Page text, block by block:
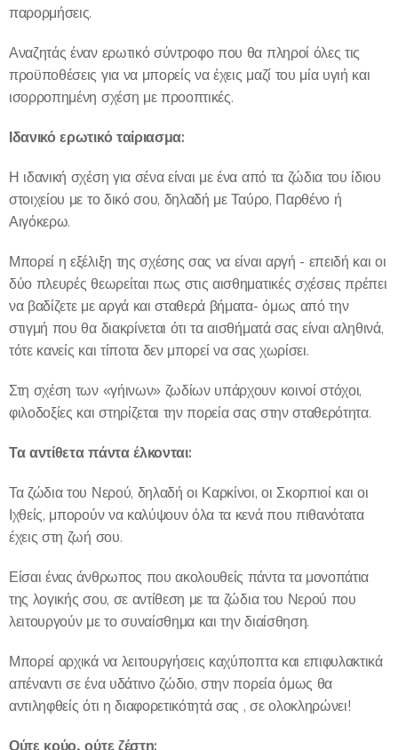
παρορμήσεις.
Αναζητάς έναν ερωτικό σύντροφο που θα πληροί όλες τις
προϋποθέσεις για να μπορείς να έχεις μαζί του μία υγιή και
ισορροπημένη σχέση με προοπτικές.
Ιδανικό ερωτικό ταίριασμα:
Η ιδανική σχέση για σένα είναι με ένα από τα ζώδια του ίδιου
στοιχείου με το δικό σου, δηλαδή με Ταύρο, Παρθένο ή
Αιγόκερω.
Μπορεί η εξέλιξη της σχέσης σας να είναι αργή - επειδή και οι
δύο πλευρές θεωρείται πως στις αισθηματικές σχέσεις πρέπει
να βαδίζετε με αργά και σταθερά βήματα- όμως από την
στιγμή που θα διακρίνεται ότι τα αισθήματά σας είναι αληθινά,
τότε κανείς και τίποτα δεν μπορεί να σας χωρίσει.
Στη σχέση των «γήινων» ζωδίων υπάρχουν κοινοί στόχοι,
φιλοδοξίες και στηρίζεται την πορεία σας στην σταθερότητα.
Τα αντίθετα πάντα έλκονται:
Τα ζώδια του Νερού, δηλαδή οι Καρκίνοι, οι Σκορπιοί και οι
Ιχθείς, μπορούν να καλύψουν όλα τα κενά που πιθανότατα
έχεις στη ζωή σου.
Είσαι ένας άνθρωπος που ακολουθείς πάντα τα μονοπάτια
της λογικής σου, σε αντίθεση με τα ζώδια του Νερού που
λειτουργούν με το συναίσθημα και την διαίσθηση.
Μπορεί αρχικά να λειτουργήσεις καχύποπτα και επιφυλακτικά
απέναντι σε ένα υδάτινο ζώδιο, στην πορεία όμως θα
αντιληφθείς ότι η διαφορετικότητά σας , σε ολοκληρώνει!
Ούτε κρύο, ούτε ζέστη: